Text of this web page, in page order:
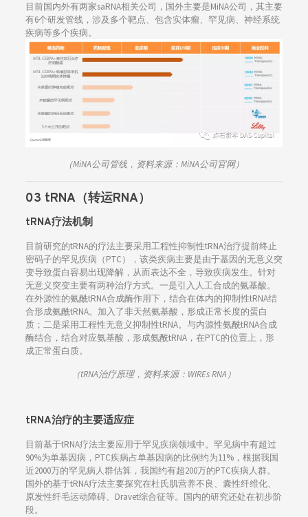
目前国内外有两家saRNA相关公司，国外主要是MiNA公司，其主要
有6个研发管线，涉及多个靶点、包含实体瘤、罕见病、神经系统
疾病等多个疾病。
（MiNA公司管线，资料来源：MiNA公司官网）
03 tRNA（转运RNA）
tRNA疗法机制
目前研究的tRNA的疗法主要采用工程性抑制性tRNA治疗提前终止
密码子的罕见疾病（PTC），该类疾病主要是由于基因的无意义突
变导致蛋白容易出现降解，从而表达不全，导致疾病发生。针对
无意义突变主要有两种治疗方式。一是引入人工合成的氨基酸。
在外源性的氨酰tRNA合成酶作用下，结合在体内的抑制性tRNA结
合形成氨酰tRNA。加入了非天然氨基酸，形成正常长度的蛋白
质；二是采用工程性无意义抑制性tRNA。与内源性氨酰tRNA合成
酶结合，结合对应氨基酸，形成氨酰tRNA，在PTC的位置上，形
成正常蛋白质。
（tRNA治疗原理，资料来源：WIREs RNA）
tRNA治疗的主要适应症
目前基于tRNA疗法主要应用于罕见疾病领域中。罕见病中有超过
90%为单基因病，PTC疾病占单基因病的比例约为11%，根据我国
近2000万的罕见病人群估算，我国约有超200万的PTC疾病人群。
国外的基于tRNA疗法主要探究在杜氏肌营养不良、囊性纤维化、
原发性纤毛运动障碍、Dravet综合征等。国内的研究还处在初步阶
段。